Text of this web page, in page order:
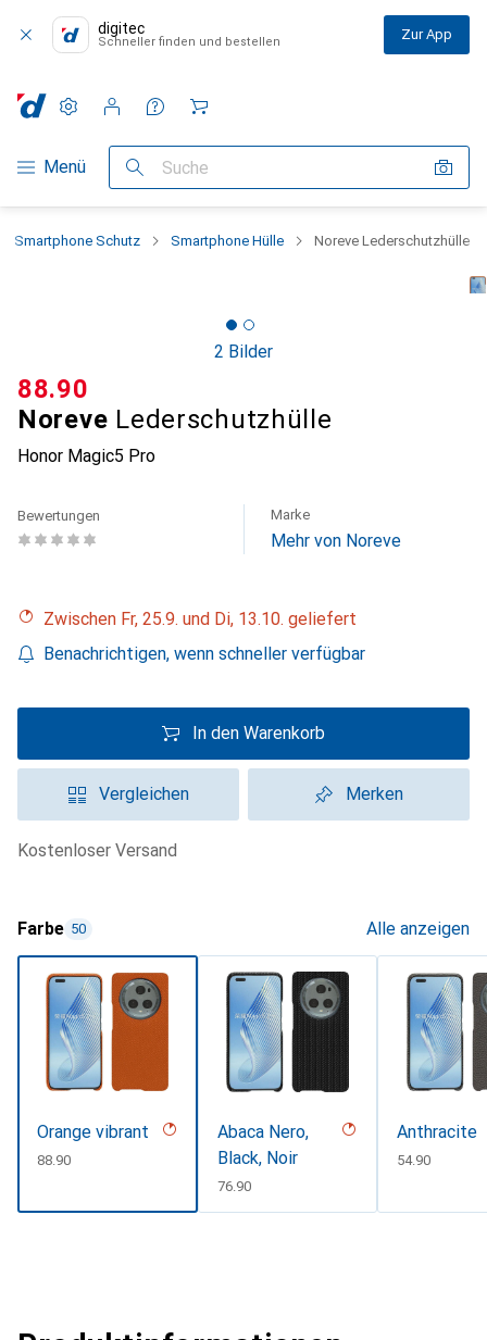
digitec
Schneller finden und bestellen Zur App
Navigation nach Kategorien
Menü Suche
Einstellungen
Kundenkonto
Vergleichslisten
Merklisten
Warenkorb
Smartphone Schutz Smartphone Hülle Noreve Lederschutzhülle
2 Bilder
Noreve Lederschutzhülle
Honor Magic5 Pro
CHF
88.90
Bewertungen Marke
Mehr von Noreve
Zwischen Fr, 25.9. und Di, 13.10. geliefert
Benachrichtigen, wenn schneller verfügbar
In den Warenkorb
Vergleichen Merken
kostenloser Versand
Farbe 50 Alle anzeigen
Orange vibrant
CHF
88.90
Abaca Nero,
Black, Noir
CHF
76.90
Anthracite
CHF
54.90